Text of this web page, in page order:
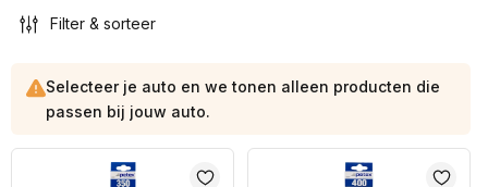
Filter & sorteer
Selecteer je auto en we tonen alleen producten die
passen bij jouw auto.